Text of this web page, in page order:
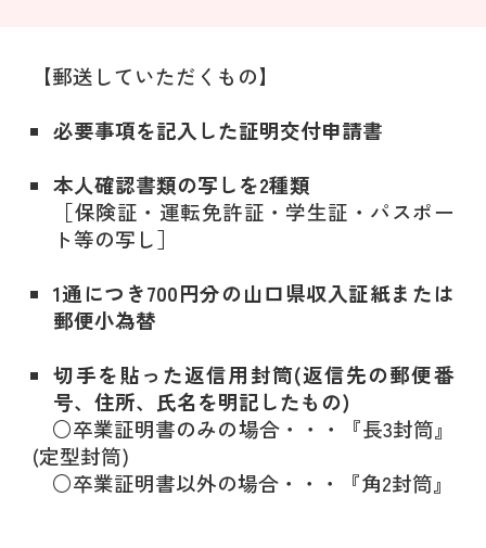
【郵送していただくもの】
必要事項を記入した証明交付申請書
本人確認書類の写しを2種類
［保険証・運転免許証・学生証・パスポー
ト等の写し］
1通につき700円分の山口県収入証紙または
郵便小為替
切手を貼った返信用封筒(返信先の郵便番
号、住所、氏名を明記したもの)
○卒業証明書のみの場合・・・『長3封筒』
(定型封筒)
○卒業証明書以外の場合・・・『角2封筒』